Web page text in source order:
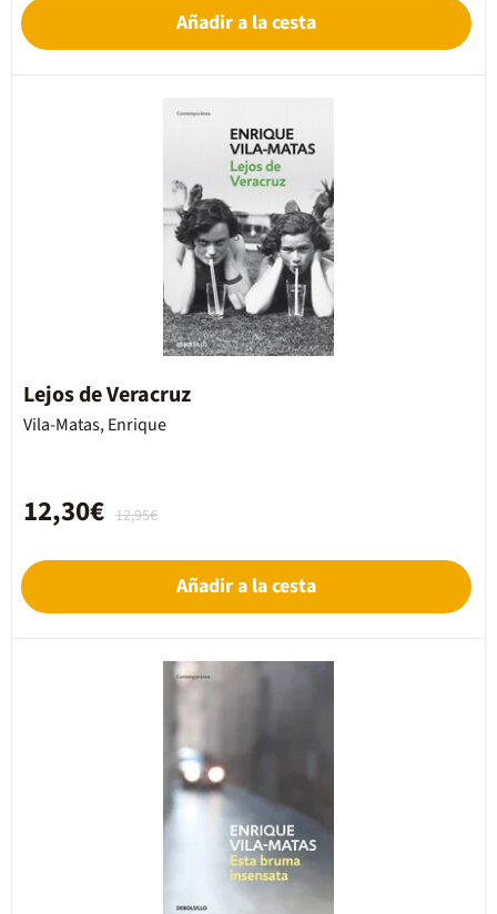
Añadir a la cesta
Lejos de Veracruz
Vila-Matas, Enrique
12,95€
12,30€
Añadir a la cesta